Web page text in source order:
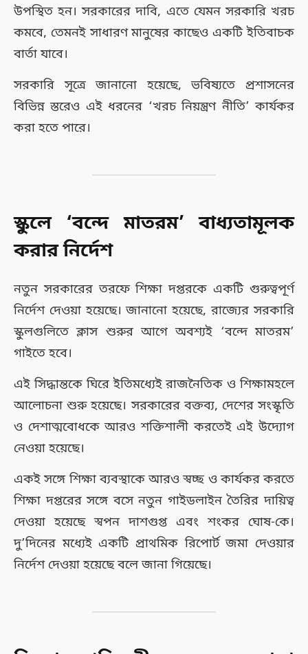
উপস্থিত হন। সরকারের দাবি, এতে যেমন সরকারি খরচ
কমবে, তেমনই সাধারণ মানুষের কাছেও একটি ইতিবাচক
বার্তা যাবে।
সরকারি সূত্রে জানানো হয়েছে, ভবিষ্যতে প্রশাসনের
বিভিন্ন স্তরেও এই ধরনের ‘খরচ নিয়ন্ত্রণ নীতি’ কার্যকর
করা হতে পারে।
স্কুলে ‘বন্দে মাতরম’ বাধ্যতামূলক
করার নির্দেশ
নতুন সরকারের তরফে শিক্ষা দপ্তরকে একটি গুরুত্বপূর্ণ
নির্দেশ দেওয়া হয়েছে। জানানো হয়েছে, রাজ্যের সরকারি
স্কুলগুলিতে ক্লাস শুরুর আগে অবশ্যই ‘বন্দে মাতরম’
গাইতে হবে।
এই সিদ্ধান্তকে ঘিরে ইতিমধ্যেই রাজনৈতিক ও শিক্ষামহলে
আলোচনা শুরু হয়েছে। সরকারের বক্তব্য, দেশের সংস্কৃতি
ও দেশাত্মবোধকে আরও শক্তিশালী করতেই এই উদ্যোগ
নেওয়া হয়েছে।
একই সঙ্গে শিক্ষা ব্যবস্থাকে আরও স্বচ্ছ ও কার্যকর করতে
শিক্ষা দপ্তরের সঙ্গে বসে নতুন গাইডলাইন তৈরির দায়িত্ব
দেওয়া হয়েছে স্বপন দাশগুপ্ত এবং শংকর ঘোষ-কে।
দু’দিনের মধ্যেই একটি প্রাথমিক রিপোর্ট জমা দেওয়ার
নির্দেশ দেওয়া হয়েছে বলে জানা গিয়েছে।